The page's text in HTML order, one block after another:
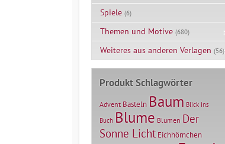
Spiele (6)
Themen und Motive (680)
Weiteres aus anderen Verlagen (56)
Produkt Schlagwörter
Advent Basteln Baum Blick ins
Buch Blume Blumen Der
Sonne Licht Eichhörnchen